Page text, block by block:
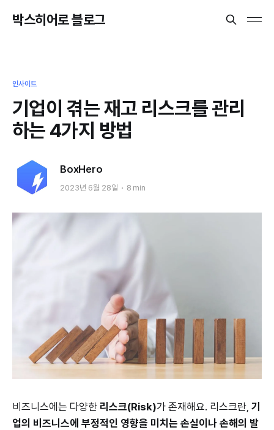
박스히어로 블로그
인사이트
기업이 겪는 재고 리스크를 관리
하는 4가지 방법
BoxHero
2023년 6월 28일 8 min
비즈니스에는 다양한 리스크(Risk)가 존재해요. 리스크란, 기
업의 비즈니스에 부정적인 영향을 미치는 손실이나 손해의 발